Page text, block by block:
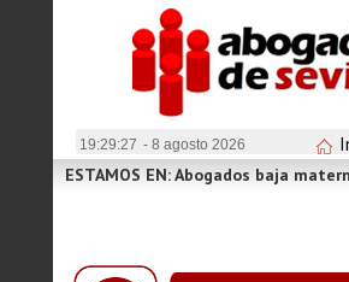
19:29:27 - 8 agosto 2026
ESTAMOS EN: Abogados baja